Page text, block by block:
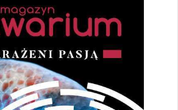
naturalnych ich życie
do pół roku
przypada na porę
Jest to dość krótki